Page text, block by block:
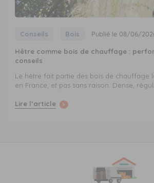
Conseils Bois Publié le 08/06/
Hêtre comme bois de chauffage :
conseils
Le hêtre fait partie des bois de chauffage
en France, et pas sans raison. Dense,
Lire l’article